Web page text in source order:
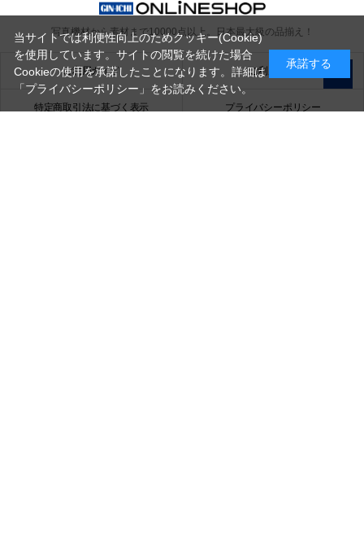
写真機材から素材まで10000点以上。 日本最大級の品揃え！
ご利用ガイド ご利用規約
特定商取引法に基づく表示 プライバシーポリシー
当サイトでは利便性向上のためクッキー(Cookie)
を使用しています。サイトの閲覧を続けた場合
Cookieの使用を承諾したことになります。詳細は
「プライバシーポリシー」 をお読みください。
承諾する